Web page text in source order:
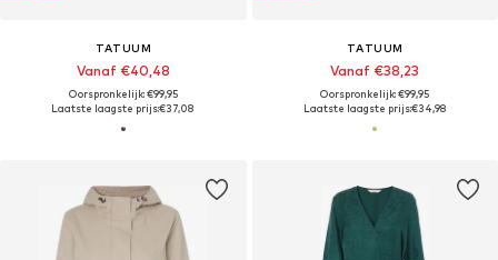
TATUUM
Vanaf €40,48
Oorspronkelijk: €99,95
Laatste laagste prijs:€37,08
TATUUM
Vanaf €38,23
Oorspronkelijk: €99,95
Laatste laagste prijs:€34,98